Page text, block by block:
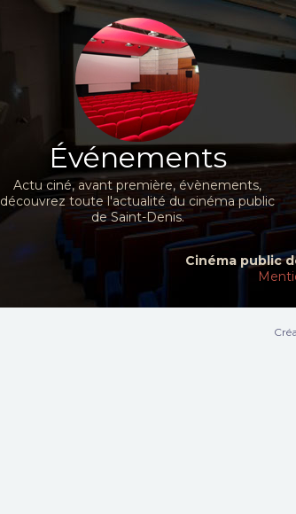
Événements
Actu ciné, avant première, évènements,
découvrez toute l'actualité du cinéma public
de Saint-Denis.
Cinéma public